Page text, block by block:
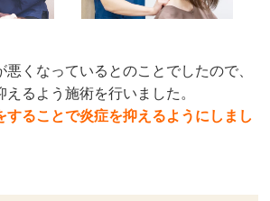
悪くなっているとのことでしたので、
るよう施術を行いました。
することで炎症を抑えるようにしまし